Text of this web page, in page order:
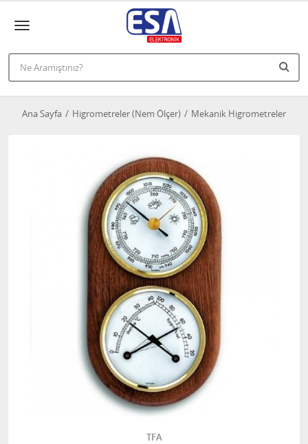
Ana Sayfa Higrometreler (Nem Ölçer) Mekanik Higrometreler
TFA